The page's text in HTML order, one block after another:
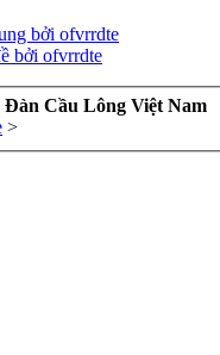
bởi ofvrrdte
bởi ofvrrdte
Cầu Lông Việt Nam
>